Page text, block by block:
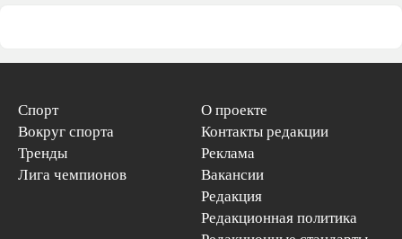
Спорт
Вокруг спорта
Тренды
Лига чемпионов
О проекте
Контакты редакции
Реклама
Вакансии
Редакция
Редакционная политика